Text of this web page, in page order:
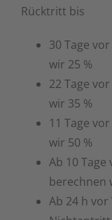
Rücktritt bis
30 Tage
wir 25 %
22 Tage
wir 35 %
11 Tage
wir 50 %
Ab 10
berechnen
Ab 24 h